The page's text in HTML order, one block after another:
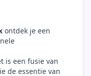
ontdek je een
is een fusie van
de essentie van